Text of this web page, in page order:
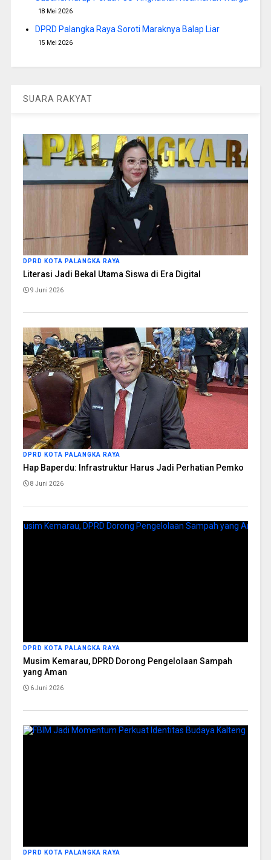
18 Mei 2026
DPRD Palangka Raya Soroti Maraknya Balap Liar
15 Mei 2026
SUARA RAKYAT
DPRD KOTA PALANGKA RAYA
Literasi Jadi Bekal Utama Siswa di Era Digital
9 Juni 2026
DPRD KOTA PALANGKA RAYA
Hap Baperdu: Infrastruktur Harus Jadi Perhatian Pemko
8 Juni 2026
DPRD KOTA PALANGKA RAYA
Musim Kemarau, DPRD Dorong Pengelolaan Sampah
yang Aman
6 Juni 2026
DPRD KOTA PALANGKA RAYA